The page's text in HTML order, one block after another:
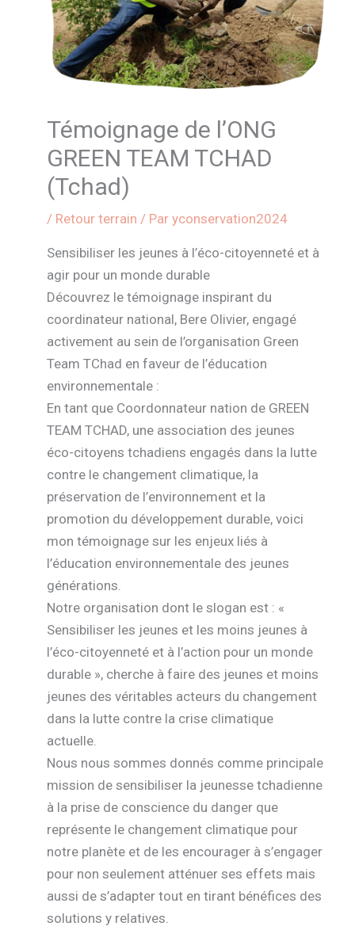
Témoignage de l’ONG
GREEN TEAM TCHAD
(Tchad)
/ Retour terrain / Paryconservation2024
Sensibiliser les jeunes à l’éco-citoyenneté et à
agir pour un monde durable
Découvrez le témoignage inspirant du
coordinateur national, Bere Olivier, engagé
activement au sein de l’organisation Green
Team TChad en faveur de l’éducation
environnementale :
En tant que Coordonnateur nation de GREEN
TEAM TCHAD, une association des jeunes
éco-citoyens tchadiens engagés dans la lutte
contre le changement climatique, la
préservation de l’environnement et la
promotion du développement durable, voici
mon témoignage sur les enjeux liés à
l’éducation environnementale des jeunes
générations.
Notre organisation dont le slogan est : «
Sensibiliser les jeunes et les moins jeunes à
l’éco-citoyenneté et à l’action pour un monde
durable », cherche à faire des jeunes et moins
jeunes des véritables acteurs du changement
dans la lutte contre la crise climatique
actuelle.
Nous nous sommes donnés comme principale
mission de sensibiliser la jeunesse tchadienne
à la prise de conscience du danger que
représente le changement climatique pour
notre planète et de les encourager à s’engager
pour non seulement atténuer ses effets mais
aussi de s’adapter tout en tirant bénéfices des
solutions y relatives.